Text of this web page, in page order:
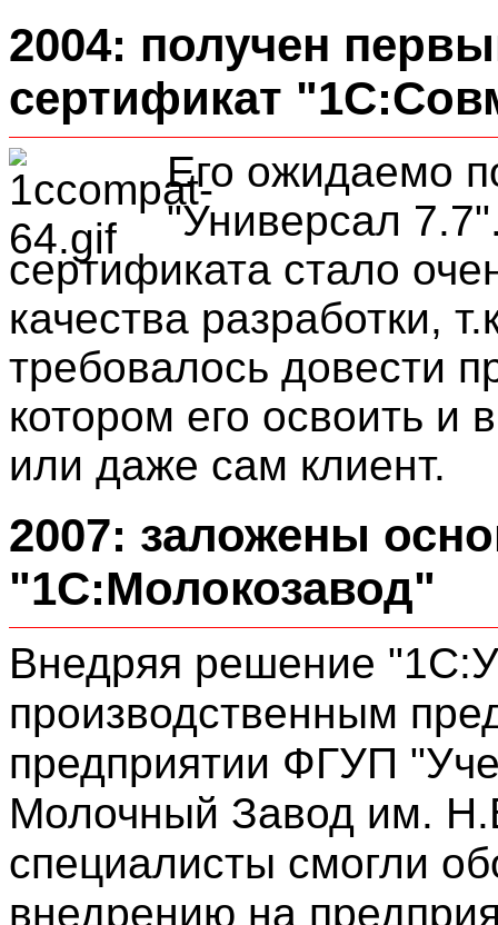
2004: получен
сертификат
Его ожидаемо
"Универсал
сертификата стало
качества разработки,
требовалось довести
котором его освоить и
или даже сам клиент.
2007: заложены
"1С:Молокозавод"
Внедряя решение
производственным
предприятии ФГУП
Молочный Завод им.
специалисты смогли
внедрению на